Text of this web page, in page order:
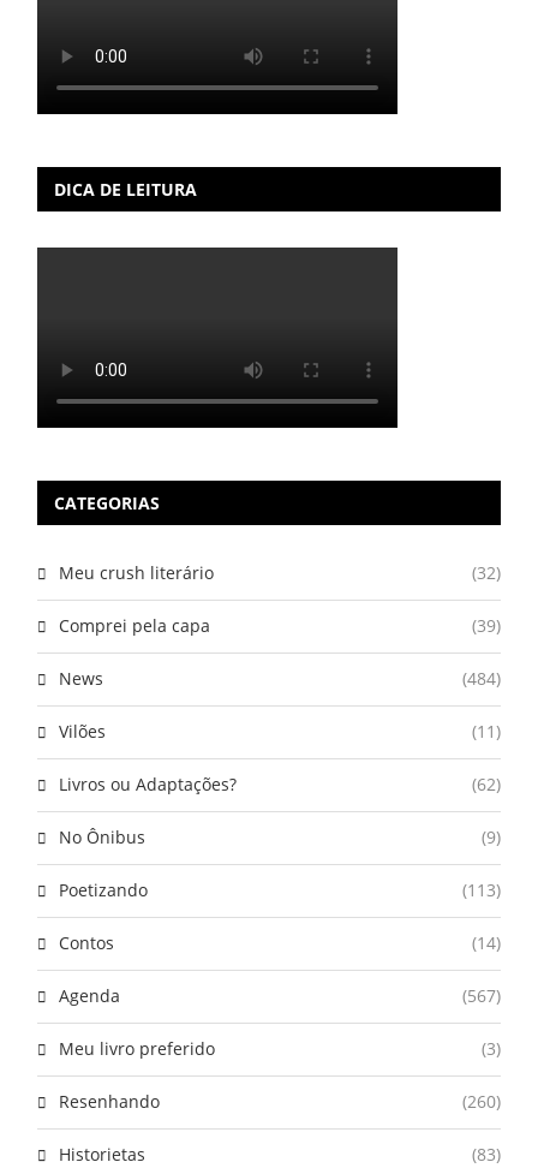
DICA DE LEITURA
CATEGORIAS
Meu crush literário (32)
Comprei pela capa (39)
News (484)
Vilões (11)
Livros ou Adaptações? (62)
No Ônibus (9)
Poetizando (113)
Contos (14)
Agenda (567)
Meu livro preferido (3)
Resenhando (260)
Historietas (83)